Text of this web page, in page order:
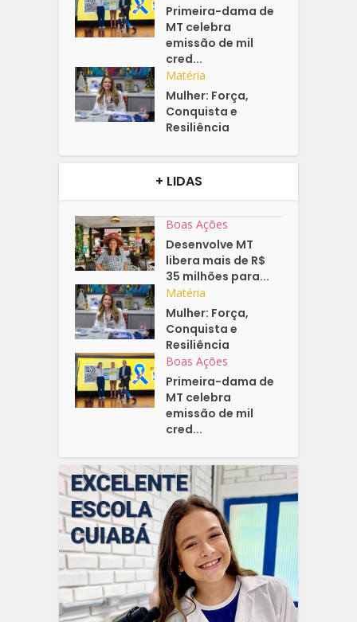
Primeira-dama de
MT celebra
emissão de mil
cred...
Matéria
Mulher: Força,
Conquista e
Resiliência
+ LIDAS
Boas Ações
Desenvolve MT
libera mais de R$
35 milhões para...
Matéria
Mulher: Força,
Conquista e
Resiliência
Boas Ações
Primeira-dama de
MT celebra
emissão de mil
cred...